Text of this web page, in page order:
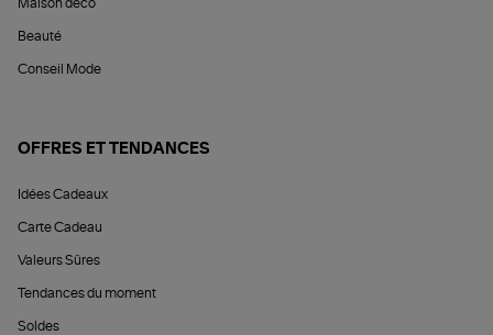
Maison déco
Beauté
Conseil Mode
OFFRES ET TENDANCES
Idées Cadeaux
Carte Cadeau
Valeurs Sûres
Tendances du moment
Soldes